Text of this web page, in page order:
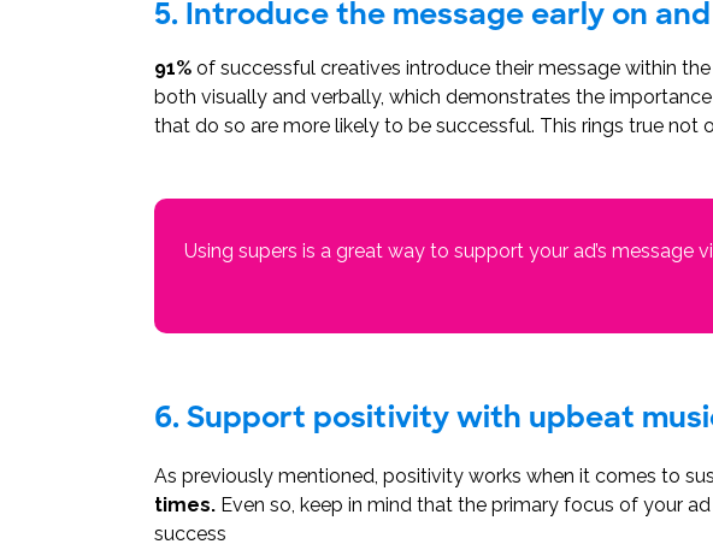
5. Introduce the message early on
91% of successful creatives introduce their message within
both visually and verbally, which demonstrates the
that do so are more likely to be successful. This rings true
Using supers is a great way to support your ad’s
6. Support positivity with upbeat
As previously mentioned, positivity works when it comes to
times. Even so, keep in mind that the primary focus of your
success